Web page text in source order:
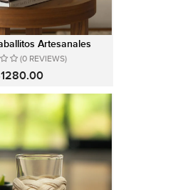
Artesanales
(0 REVIEWS)